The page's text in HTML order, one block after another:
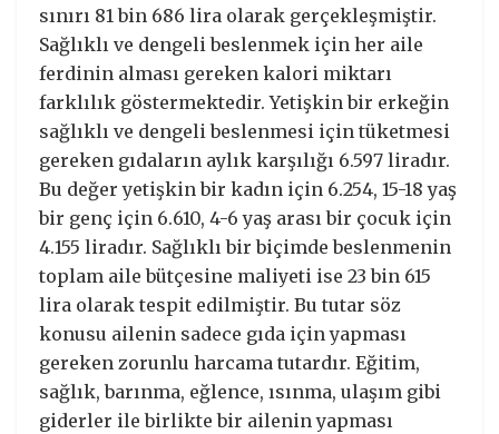
sınırı 81 bin 686 lira olarak gerçekleşmiştir.
Sağlıklı ve dengeli beslenmek için her aile
ferdinin alması gereken kalori miktarı
farklılık göstermektedir. Yetişkin bir erkeğin
sağlıklı ve dengeli beslenmesi için tüketmesi
gereken gıdaların aylık karşılığı 6.597 liradır.
Bu değer yetişkin bir kadın için 6.254, 15-18 yaş
bir genç için 6.610, 4-6 yaş arası bir çocuk için
4.155 liradır. Sağlıklı bir biçimde beslenmenin
toplam aile bütçesine maliyeti ise 23 bin 615
lira olarak tespit edilmiştir. Bu tutar söz
konusu ailenin sadece gıda için yapması
gereken zorunlu harcama tutardır. Eğitim,
sağlık, barınma, eğlence, ısınma, ulaşım gibi
giderler ile birlikte bir ailenin yapması